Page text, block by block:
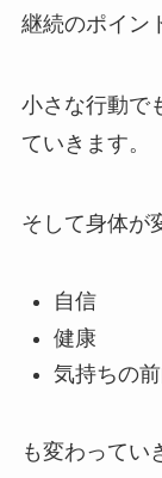
継続のポイン
小さな行動で
ていきます。
そして身体が
自信
健康
気持ちの
も変わってい